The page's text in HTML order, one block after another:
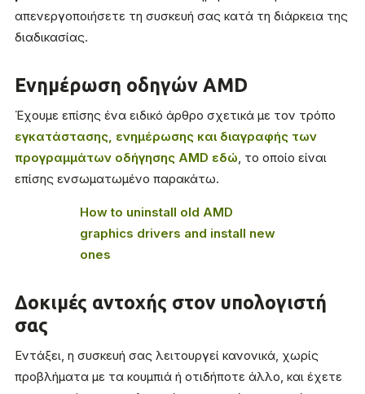
απενεργοποιήσετε τη συσκευή σας κατά τη διάρκεια της
διαδικασίας.
Ενημέρωση οδηγών AMD
Έχουμε επίσης ένα ειδικό άρθρο σχετικά με τον τρόπο
εγκατάστασης, ενημέρωσης και διαγραφής των
προγραμμάτων οδήγησης AMD εδώ, το οποίο είναι
επίσης ενσωματωμένο παρακάτω.
How to uninstall old AMD
graphics drivers and install new
ones
Δοκιμές αντοχής στον υπολογιστή
σας
Εντάξει, η συσκευή σας λειτουργεί κανονικά, χωρίς
προβλήματα με τα κουμπιά ή οτιδήποτε άλλο, και έχετε